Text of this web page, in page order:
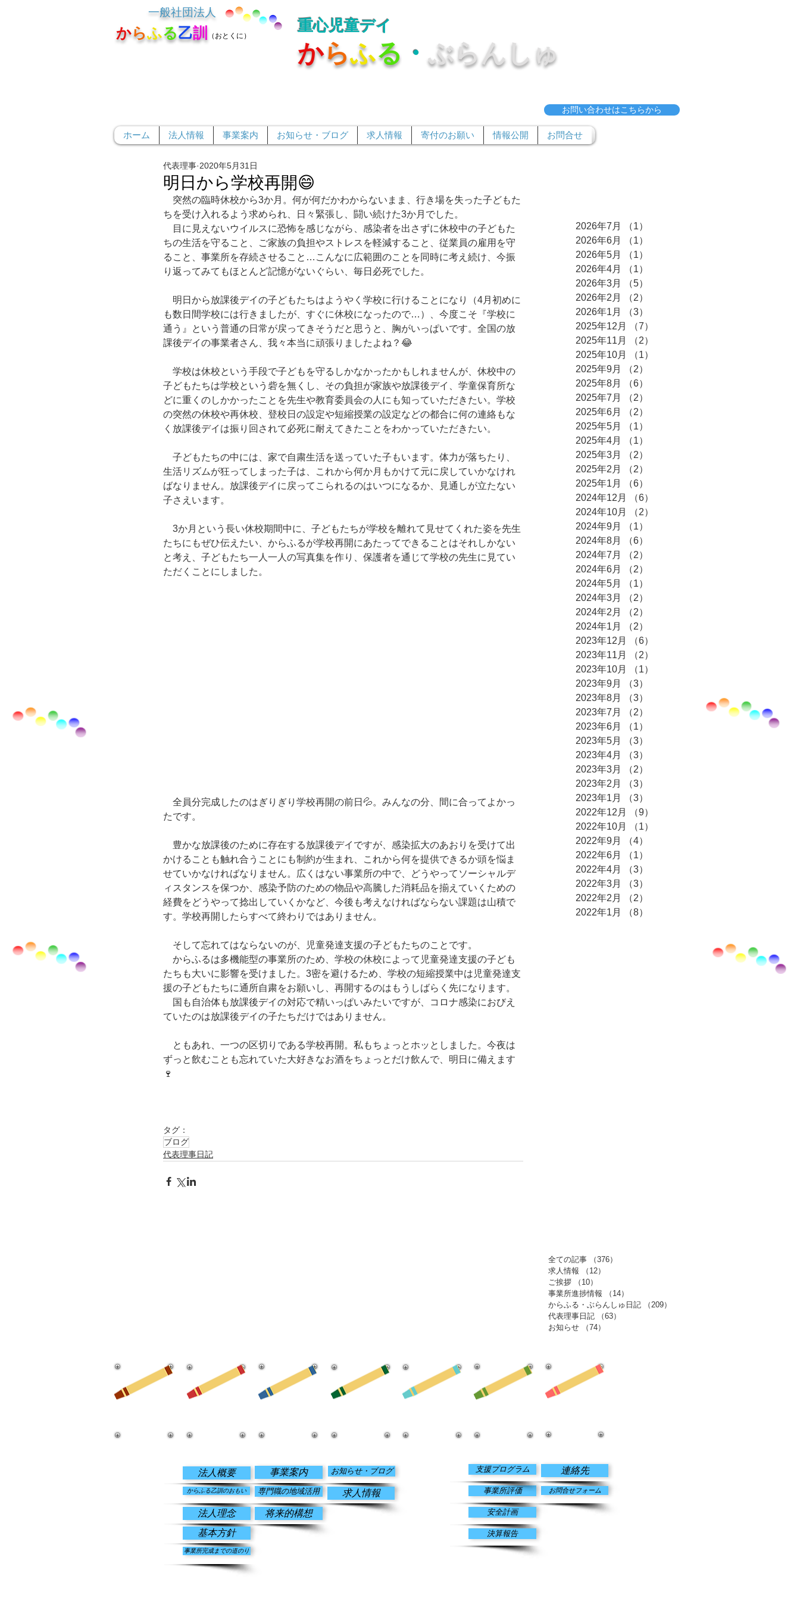
一般社団法人
からふる乙訓 （おとくに）
重心児童デイ
からふる ・ ぶらんしゅ
お問い合わせはこちらから
ホーム 法人情報 事業案内 お知らせ・ブログ 求人情報 寄付のお願い 情報公開 お問合せ
明日から学校再開😄
代表理事 2020年5月31日
突然の臨時休校から3か月。何が何だかわからないまま、行き場を失った子どもた
ちを受け入れるよう求められ、日々緊張し、闘い続けた3か月でした。
目に見えないウイルスに恐怖を感じながら、感染者を出さずに休校中の子どもた
ちの生活を守ること、ご家族の負担やストレスを軽減すること、従業員の雇用を守
ること、事業所を存続させること…こんなに広範囲のことを同時に考え続け、今振
り返ってみてもほとんど記憶がないぐらい、毎日必死でした。
明日から放課後デイの子どもたちはようやく学校に行けることになり（4月初めに
も数日間学校には行きましたが、すぐに休校になったので…）、今度こそ『学校に
通う』という普通の日常が戻ってきそうだと思うと、胸がいっぱいです。全国の放
課後デイの事業者さん、我々本当に頑張りましたよね？😂
学校は休校という手段で子どもを守るしかなかったかもしれませんが、休校中の
子どもたちは学校という砦を無くし、その負担が家族や放課後デイ、学童保育所な
どに重くのしかかったことを先生や教育委員会の人にも知っていただきたい。学校
の突然の休校や再休校、登校日の設定や短縮授業の設定などの都合に何の連絡もな
く放課後デイは振り回されて必死に耐えてきたことをわかっていただきたい。
子どもたちの中には、家で自粛生活を送っていた子もいます。体力が落ちたり、
生活リズムが狂ってしまった子は、これから何か月もかけて元に戻していかなけれ
ばなりません。放課後デイに戻ってこられるのはいつになるか、見通しが立たない
子さえいます。
3か月という長い休校期間中に、子どもたちが学校を離れて見せてくれた姿を先生
たちにもぜひ伝えたい、からふるが学校再開にあたってできることはそれしかない
と考え、子どもたち一人一人の写真集を作り、保護者を通じて学校の先生に見てい
ただくことにしました。
全員分完成したのはぎりぎり学校再開の前日💦。みんなの分、間に合ってよかっ
たです。
豊かな放課後のために存在する放課後デイですが、感染拡大のあおりを受けて出
かけることも触れ合うことにも制約が生まれ、これから何を提供できるか頭を悩ま
せていかなければなりません。広くはない事業所の中で、どうやってソーシャルデ
ィスタンスを保つか、感染予防のための物品や高騰した消耗品を揃えていくための
経費をどうやって捻出していくかなど、今後も考えなければならない課題は山積で
す。学校再開したらすべて終わりではありません。
そして忘れてはならないのが、児童発達支援の子どもたちのことです。
からふるは多機能型の事業所のため、学校の休校によって児童発達支援の子ども
たちも大いに影響を受けました。3密を避けるため、学校の短縮授業中は児童発達支
援の子どもたちに通所自粛をお願いし、再開するのはもうしばらく先になります。
国も自治体も放課後デイの対応で精いっぱいみたいですが、コロナ感染におびえ
ていたのは放課後デイの子たちだけではありません。
ともあれ、一つの区切りである学校再開。私もちょっとホッとしました。今夜は
ずっと飲むことも忘れていた大好きなお酒をちょっとだけ飲んで、明日に備えます
🍷
タグ：
ブログ
代表理事日記
2026年7月 （1）
2026年6月
（1）
2026年5月
（1）
2026年4月
（1）
2026年3月
（5）
2026年2月
（2）
2026年1月
（3）
2025年12月
（7）
2025年11月
（2）
2025年10月
（1）
2025年9月
（2）
2025年8月
（6）
2025年7月
（2）
2025年6月
（2）
2025年5月
（1）
2025年4月
（1）
2025年3月
（2）
2025年2月
（2）
2025年1月
（6）
2024年12月
（6）
2024年10月
（2）
2024年9月
（1）
2024年8月
（6）
2024年7月
（2）
2024年6月
（2）
2024年5月
（1）
2024年3月
（2）
2024年2月
（2）
2024年1月
（2）
2023年12月
（6）
2023年11月
（2）
2023年10月
（1）
2023年9月
（3）
2023年8月
（3）
2023年7月
（2）
2023年6月
（1）
2023年5月
（3）
2023年4月
（3）
2023年3月
（2）
2023年2月
（3）
2023年1月
（3）
2022年12月
（9）
2022年10月
（1）
2022年9月
（4）
2022年6月
（1）
2022年4月
（3）
2022年3月
（3）
2022年2月
（2）
2022年1月
（8）
全ての記事 （376）
求人情報
（12）
ご挨拶
（10）
事業所進捗情報
（14）
からふる・ぶらんしゅ日記
（209）
代表理事日記
（63）
お知らせ
（74）
法人概要
からふる乙訓のおもい
事業案内
専門職の地域活用
お知らせ・ブログ
求人情報
連絡先
お問合せフォーム
事業所評価
支援プログラム
法人理念
将来的構想
基本方針
安全計画
決算報告
事業所完成までの道のり